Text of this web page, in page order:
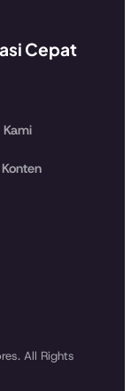
Cepat
All Rights